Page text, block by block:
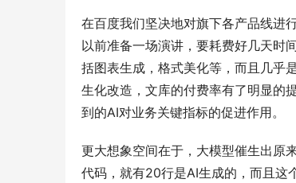
在百度我们坚决地对旗下各产品线进
以前准备一场演讲，要耗费好几天时
括图表生成，格式美化等，而且几乎
生化改造，文库的付费率有了明显的
到的AI对业务关键指标的促进作用。
更大想象空间在于，大模型催生出原
代码，就有20行是AI生成的，而且这